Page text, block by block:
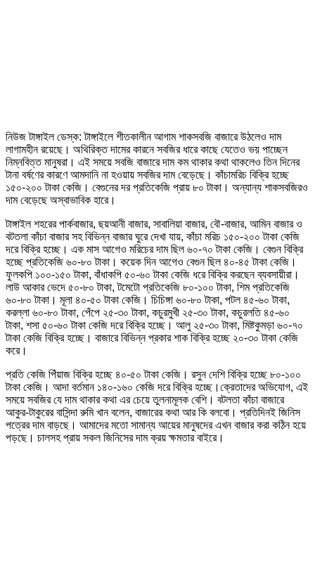
নিউজ টাঙ্গাইল ডেস্ক: টাঙ্গাইলে শীতকালীন আগাম শাকসবজি বাজারে উঠলেও দাম
লাগামহীন রয়েছে। অথিরিক্ত দামের কারনে সবজির ধারে কাছে যেতেও ভয় পাচ্ছেন
নিম্নবিত্ত মানুষরা। এই সময়ে সবজি বাজারে দাম কম থাকার কথা থাকলেও তিন দিনের
টানা বর্ষণের কারণে আমদানি না হওয়ায় সবজির দাম বেড়েছে। কাঁচামরিচ বিক্রি হচ্ছে
১৫০-২০০ টাকা কেজি। বেগুনের দর প্রতিকেজি প্রায় ৮০ টাকা। অন্যান্য শাকসবজিরও
দাম বেড়েছে অস্বাভাবিক হারে।
টাঙ্গাইল শহরের পার্কবাজার, ছয়আনী বাজার, সাবালিয়া বাজার, বৌ-বাজার, আমিন বাজার ও
বটতলা কাঁচা বাজার সহ বিভিন্ন বাজার ঘুরে দেখা যায়, কাঁচা মরিচ ১৫০-২০০ টাকা কেজি
দরে বিক্রি হচ্ছে। এক মাস আগেও মরিচের দাম ছিল ৬০-৭০ টাকা কেজি। বেগুন বিক্রি
হচ্ছে প্রতিকেজি ৬০-৮০ টাকা। কয়েক দিন আগেও বেগুন ছিল ৪০-৪৫ টাকা কেজি।
ফুলকপি ১০০-১৫০ টাকা, বাঁধাকপি ৫০-৬০ টাকা কেজি ধরে বিক্রি করছেন ব্যবসায়ীরা।
লাউ আকার ভেদে ৫০-৮০ টাকা, টমেটো প্রতিকেজি ৮০-১০০ টাকা, শিম প্রতিকেজি
৬০-৮০ টাকা। মূলা ৪০-৫০ টাকা কেজি। চিচিঙ্গা ৬০-৮০ টাকা, পটল ৪৫-৬০ টাকা,
করল্লা ৬০-৮০ টাকা, পেঁপে ২৫-৩০ টাকা, কচুরমুখী ২৫-৩০ টাকা, কচুরলতি ৪৫-৬০
টাকা, শসা ৫০-৬০ টাকা কেজি দরে বিক্রি হচ্ছে। আলু ২৫-৩০ টাকা, মিষ্টকুমড়া ৬০-৭০
টাকা কেজি বিক্রি হচ্ছে। বাজারে বিভিন্ন প্রকার শাক বিক্রি হচ্ছে ২০-৩০ টাকা কেজি
করে।
প্রতি কেজি পিঁয়াজ বিক্রি হচ্ছে ৪০-৫০ টাকা কেজি। রসুন দেশি বিক্রি হচ্ছে ৮০-১০০
টাকা কেজি। আদা বর্তমান ১৪০-১৬০ কেজি দরে বিক্রি হচ্ছে।ক্রেতাদের অভিযোগ, এই
সময়ে সবজির যে দাম থাকার কথা এর চেয়ে তুলনামূলক বেশি। বটলতা কাঁচা বাজারে
আকুর-টাকুরের বাসিন্দা রুমি খান বলেন, বাজারের কথা আর কি বলবো। প্রতিদিনই জিনিস
পত্রের দাম বাড়ছে। আমাদের মতো সামান্য আয়ের মানুষদের এখন বাজার করা কঠিন হয়ে
পড়ছে। চালসহ প্রায় সকল জিনিসের দাম ক্রয় ক্ষমতার বাইরে।